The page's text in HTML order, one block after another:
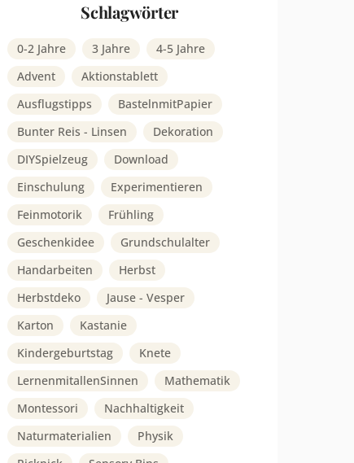
Schlagwörter
0-2 Jahre 3 Jahre
4-5 Jahre
Advent
Aktionstablett
Ausflugstipps
BastelnmitPapier
Bunter Reis - Linsen
Dekoration
DIYSpielzeug
Download
Einschulung
Experimentieren
Feinmotorik
Frühling
Geschenkidee
Grundschulalter
Handarbeiten
Herbst
Herbstdeko
Jause - Vesper
Karton
Kastanie
Kindergeburtstag
Knete
LernenmitallenSinnen
Mathematik
Montessori
Nachhaltigkeit
Naturmaterialien
Physik